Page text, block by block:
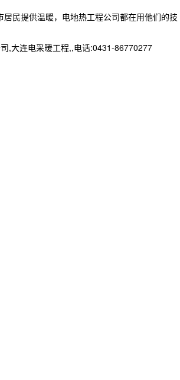
民提供温暖，电地热工程公司都在用他们的技
,大连电采暖工程,,电话:0431-86770277